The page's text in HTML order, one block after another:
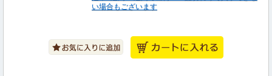
い場合もございます